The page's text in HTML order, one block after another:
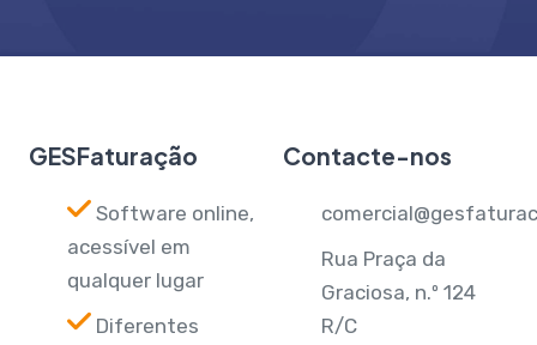
GESFaturação
Software online,
acessível em
qualquer lugar
Diferentes
Contacte-nos
Rua Praça da
Graciosa, n.º 124
R/C